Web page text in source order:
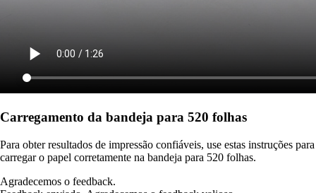
Carregamento da bandeja para 520 folhas
Para obter resultados de impressão confiáveis, use estas instruções para
carregar o papel corretamente na bandeja para 520 folhas.
Agradecemos o feedback.